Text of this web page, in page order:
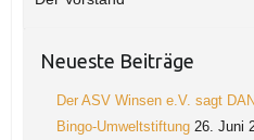
Neueste Beiträge
Der ASV Winsen e.V. sagt
Bingo-Umweltstiftung 26. Juni